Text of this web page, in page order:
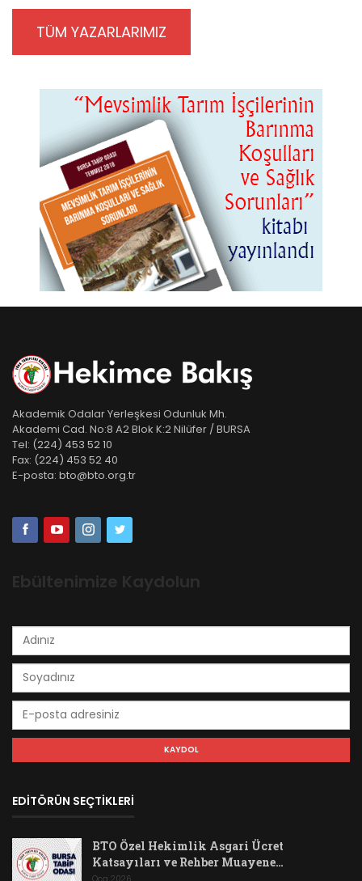
TÜM YAZARLARIMIZ
Akademik Odalar Yerleşkesi Odunluk Mh.
Akademi Cad. No:8 A2 Blok K:2 Nilüfer / BURSA
Tel: (224) 453 52 10
Fax: (224) 453 52 40
E-posta: bto@bto.org.tr
Ebültenimize Kaydolun
EDİTÖRÜN SEÇTİKLERİ
BTO Özel Hekimlik Asgari Ücret
Katsayıları ve Rehber Muayene…